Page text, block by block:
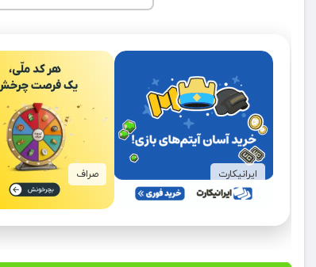
ایرانیکارت صراف